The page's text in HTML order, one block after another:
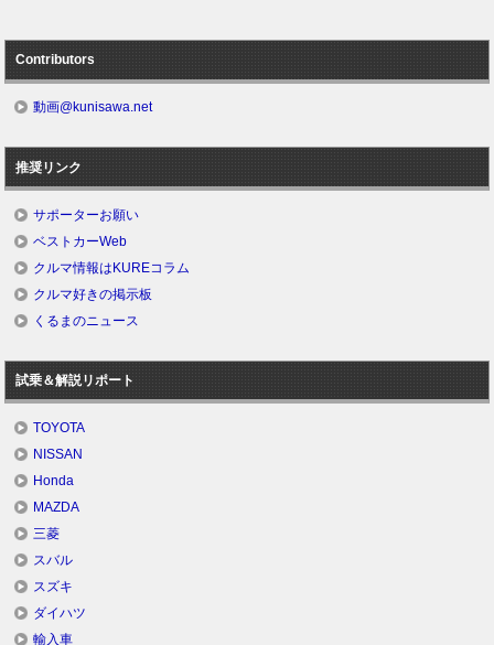
Contributors
動画@kunisawa.net
推奨リンク
サポーターお願い
ベストカーWeb
クルマ情報はKUREコラム
クルマ好きの掲示板
くるまのニュース
試乗＆解説リポート
TOYOTA
NISSAN
Honda
MAZDA
三菱
スバル
スズキ
ダイハツ
輸入車